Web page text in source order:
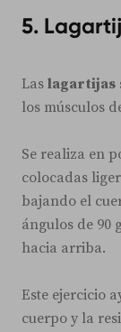
5.
Las lagartijas
los músculos
Se realiza en
colocadas
bajando el
ángulos de 90
hacia arriba.
Este ejercicio
cuerpo y la